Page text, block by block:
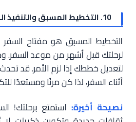
10. التخطيط المسبق والتنفيذ المرن
التخطيط المسبق هو مفتاح السفر
لرحلتك قبل أشهر من موعد السفر.
لتعديل خططك إذا لزم الأمر. قد
أثناء السفر، لذا كن مرنًا ومستعدًا
نصيحة أخيرة: استمتع برحلتك!